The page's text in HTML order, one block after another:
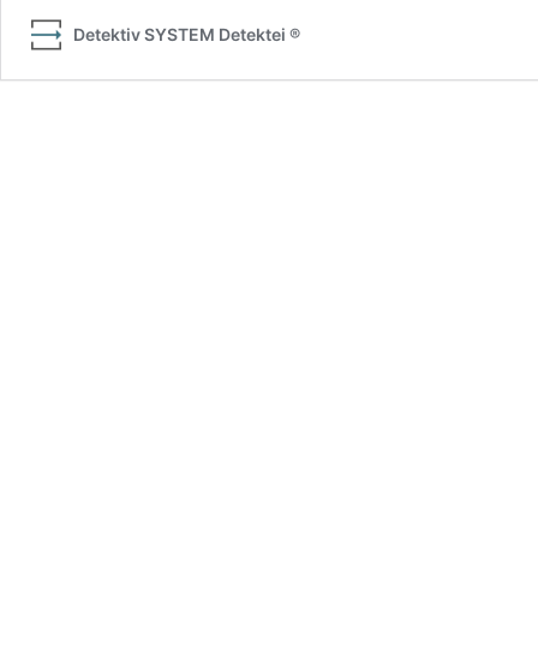
Detektiv
Detektei
Detektiv SYSTEM Detektei ®